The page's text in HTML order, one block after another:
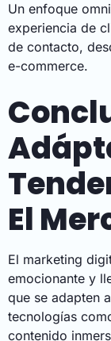
Un enfoque
experiencia de
de contacto,
e-commerce.
El
El marketing
emocionante y
que se adapten
tecnologías
contenido